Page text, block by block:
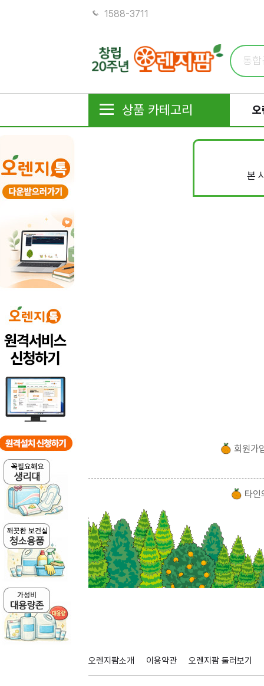
1588-3711
상품 카테고리 오
본
회원가
타인
오렌지팜소개 이용약관 오렌지팜 둘러보기